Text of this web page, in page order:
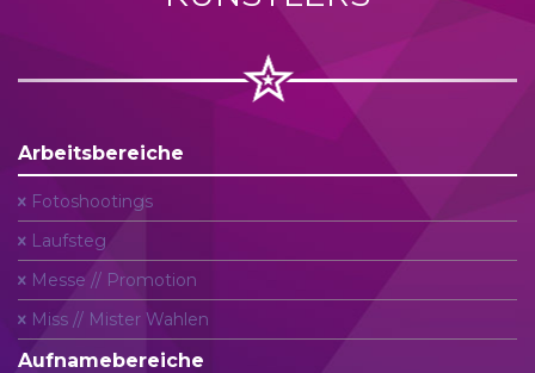
Arbeitsbereiche
Fotoshootings
Laufsteg
Messe // Promotion
Miss // Mister Wahlen
Aufnamebereiche